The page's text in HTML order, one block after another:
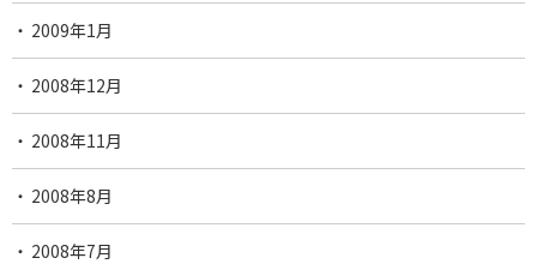
2009年1月
2008年12月
2008年11月
2008年8月
2008年7月